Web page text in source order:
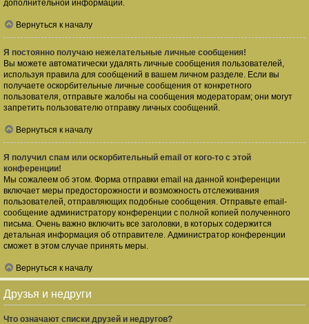
дополнительной информации.
Вернуться к началу
Я постоянно получаю нежелательные личные сообщения!
Вы можете автоматически удалять личные сообщения пользователей,
используя правила для сообщений в вашем личном разделе. Если вы
получаете оскорбительные личные сообщения от конкретного
пользователя, отправьте жалобы на сообщения модераторам; они могут
запретить пользователю отправку личных сообщений.
Вернуться к началу
Я получил спам или оскорбительный email от кого-то с этой
конференции!
Мы сожалеем об этом. Форма отправки email на данной конференции
включает меры предосторожности и возможность отслеживания
пользователей, отправляющих подобные сообщения. Отправьте email-
сообщение администратору конференции с полной копией полученного
письма. Очень важно включить все заголовки, в которых содержится
детальная информация об отправителе. Администратор конференции
сможет в этом случае принять меры.
Вернуться к началу
Друзья и недруги
Что означают списки друзей и недругов?